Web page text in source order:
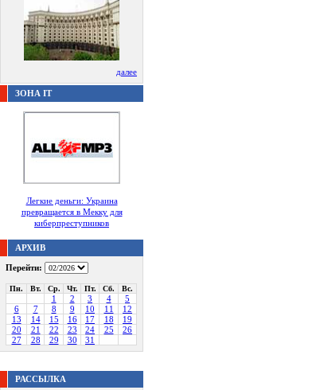
далее
ЗОНА IT
Легкие деньги: Украина
превращается в Мекку для
киберпреступников
АРХИВ
Перейти:
Пн. Вт. Ср. Чт. Пт. Сб. Вс.
1 2 3 4
5
6
7 8 9 10 11
12
13
14 15 16 17 18
19
20
21 22 23 24 25
26
27
28 29 30 31
РАССЫЛКА